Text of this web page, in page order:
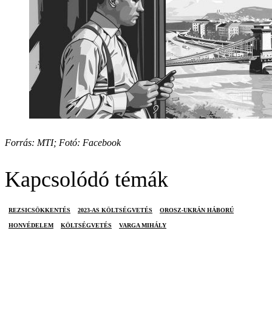
Forrás: MTI; Fotó: Facebook
Kapcsolódó témák
REZSICSÖKKENTÉS 2023-AS KÖLTSÉGVETÉS OROSZ-UKRÁN HÁBORÚ
HONVÉDELEM KÖLTSÉGVETÉS VARGA MIHÁLY